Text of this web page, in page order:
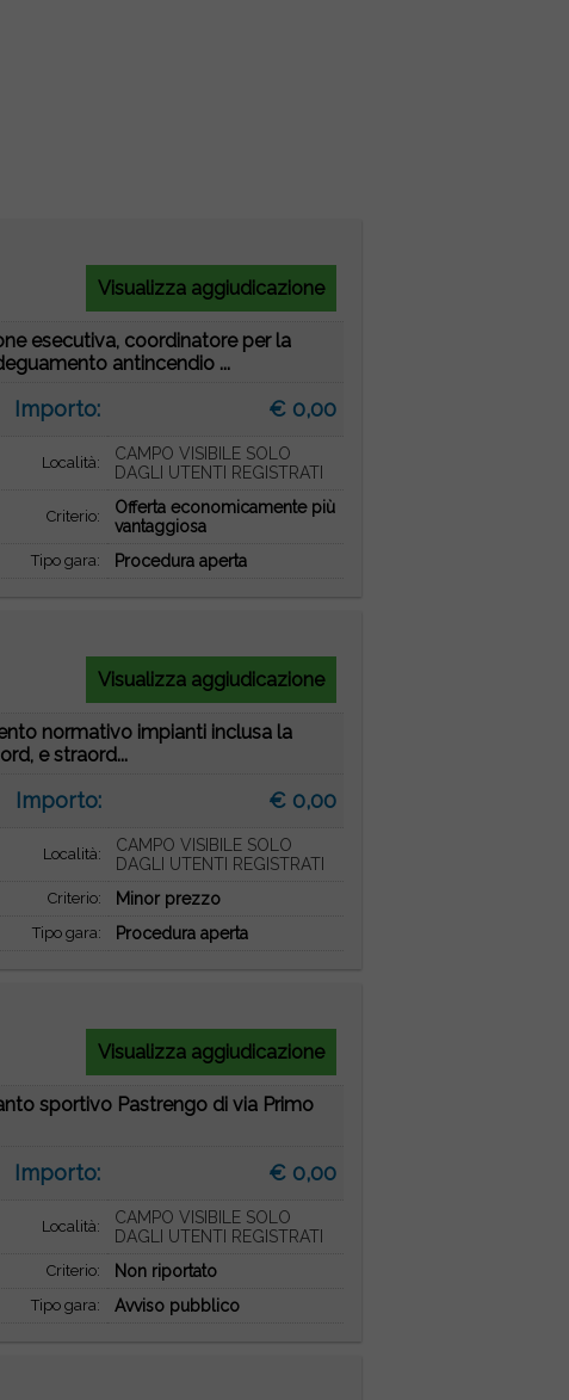
Visualizza aggiudicazione
esecutiva, coordinatore per la
antincendio ...
Importo: € 0,00
Località:
CAMPO VISIBILE SOLO
DAGLI UTENTI REGISTRATI
Criterio:
Offerta economicamente più
vantaggiosa
Tipo gara: Procedura aperta
Visualizza aggiudicazione
normativo impianti inclusa la
e straord...
Importo: € 0,00
Località:
CAMPO VISIBILE SOLO
DAGLI UTENTI REGISTRATI
Criterio: Minor prezzo
Tipo gara: Procedura aperta
Visualizza aggiudicazione
sportivo Pastrengo di via Primo
Importo: € 0,00
Località:
CAMPO VISIBILE SOLO
DAGLI UTENTI REGISTRATI
Criterio: Non riportato
Tipo gara: Avviso pubblico